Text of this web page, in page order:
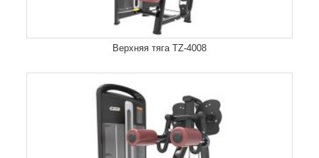
Верхняя тяга TZ-4008